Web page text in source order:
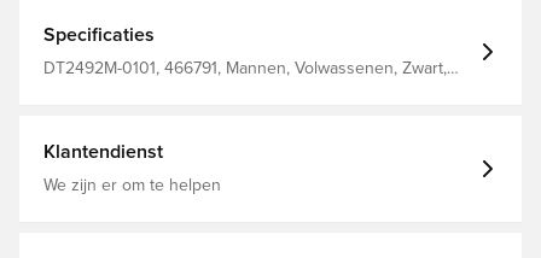
Specificaties
DT2492M-0101, 466791, Mannen, Volwassenen, Zwart,
Klantendienst
We zijn er om te helpen